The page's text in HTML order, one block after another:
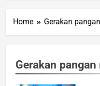
Home Gerakan
Gerakan pangan